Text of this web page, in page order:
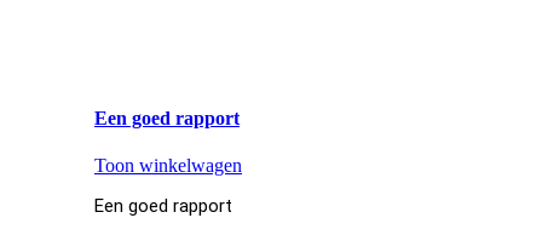
Een goed rapport
Toon winkelwagen
Een goed rapport